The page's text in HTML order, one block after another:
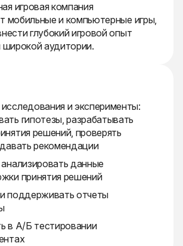
игровая компания
мобильные и компьютерные игры,
глубокий игровой опыт
широкой аудитории.
и эксперименты:
гипотезы, разрабатывать
решений, проверять
рекомендации
данные
принятия решений
поддерживать отчеты
в А/Б тестировании